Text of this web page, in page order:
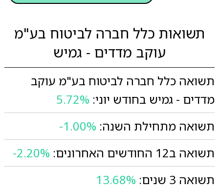
תשואות כלל חברה לביטוח בע"מ
עוקב מדדים - גמיש
תשואה כלל חברה לביטוח בע"מ עוקב
מדדים - גמיש בחודש יוני: 5.72%
תשואה מתחילת השנה: -1.00%
תשואה ב12 החודשים האחרונים:
-2.20%
תשואה 3 שנים:
13.68%